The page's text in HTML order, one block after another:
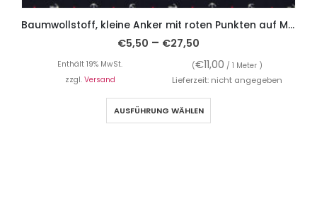
Baumwollstoff, kleine Anker mit roten Punkten auf Marine
€5,50 – €27,50
Enthält 19% MwSt. (€11,00 / 1 Meter )
zzgl. Versand Lieferzeit: nicht angegeben
AUSFÜHRUNG WÄHLEN